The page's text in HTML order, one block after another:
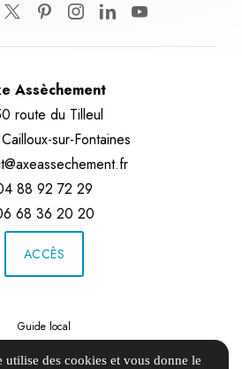
Assèchement
route du Tilleul
sur-Fontaines
88 92 72 29
68 36 20 20
ACCÈS
Guide local
utilise des cookies et vous donne le